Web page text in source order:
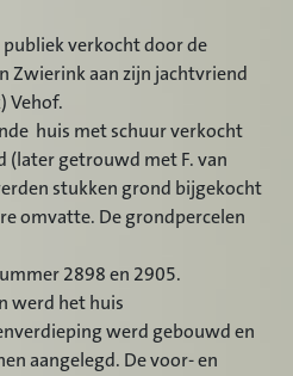
verkocht door de
Zwierink aan zijn jachtvriend
Vehof.
huis met schuur verkocht
(later getrouwd met F. van
stukken grond bijgekocht
omvatte. De grondpercelen
2898 en 2905.
werd het huis
werd gebouwd en
aangelegd. De voor- en